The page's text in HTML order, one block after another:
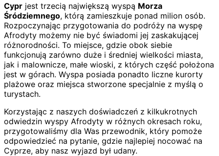
Cypr jest trzecią największą wyspą Morza
Śródziemnego, którą zamieszkuje ponad milion osób.
Rozpoczynając przygotowania do podróży na wyspę
Afrodyty możemy nie być świadomi jej zaskakującej
różnorodności. To miejsce, gdzie obok siebie
funkcjonują zarówno duże i średniej wielkości miasta,
jak i malownicze, małe wioski, z których część położona
jest w górach. Wyspa posiada ponadto liczne kurorty
plażowe oraz miejsca stworzone specjalnie z myślą o
turystach.
Korzystając z naszych doświadczeń z kilkukrotnych
odwiedzin wyspy Afrodyty w różnych okresach roku,
przygotowaliśmy dla Was przewodnik, który pomoże
odpowiedzieć na pytanie, gdzie najlepiej nocować na
Cyprze, aby nasz wyjazd był udany.